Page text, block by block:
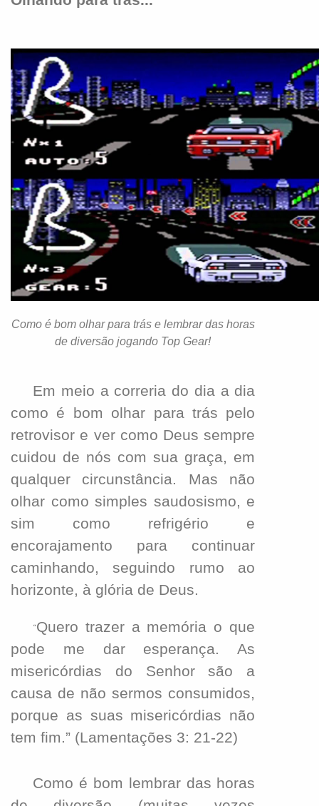
Como é bom olhar para trás e lembrar das horas
de diversão jogando Top Gear!
Em meio a correria do dia a dia
como é bom olhar para trás pelo
retrovisor e ver como Deus sempre
cuidou de nós com sua graça, em
qualquer circunstância. Mas não
olhar como simples saudosismo, e
sim como refrigério e
encorajamento para continuar
caminhando, seguindo rumo ao
horizonte, à glória de Deus.
“Quero trazer a memória o que
pode me dar esperança. As
misericórdias do Senhor são a
causa de não sermos consumidos,
porque as suas misericórdias não
tem fim.” (Lamentações 3: 21-22)
Como é bom lembrar das horas